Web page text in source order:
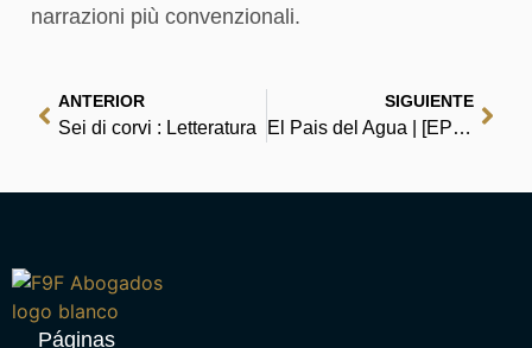
narrazioni più convenzionali.
ANTERIOR
Sei di corvi : Letteratura
SIGUIENTE
El Pais del Agua | [EPUB-PDF]
Páginas